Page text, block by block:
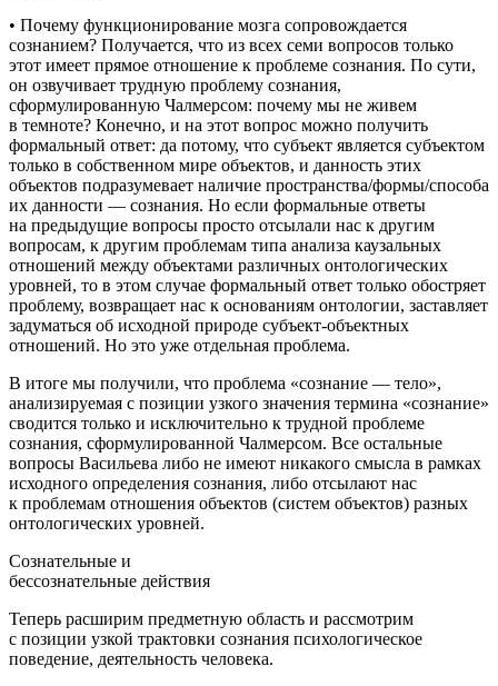
• Почему функционирование мозга сопровождается
сознанием? Получается, что из всех семи вопросов только
этот имеет прямое отношение к проблеме сознания. По сути,
он озвучивает трудную проблему сознания,
сформулированную Чалмерсом: почему мы не живем
в темноте? Конечно, и на этот вопрос можно получить
формальный ответ: да потому, что субъект является субъектом
только в собственном мире объектов, и данность этих
объектов подразумевает наличие пространства/формы/способа
их данности — сознания. Но если формальные ответы
на предыдущие вопросы просто отсылали нас к другим
вопросам, к другим проблемам типа анализа каузальных
отношений между объектами различных онтологических
уровней, то в этом случае формальный ответ только обостряет
проблему, возвращает нас к основаниям онтологии, заставляет
задуматься об исходной природе субъект-объектных
отношений. Но это уже отдельная проблема.
В итоге мы получили, что проблема «сознание — тело»,
анализируемая с позиции узкого значения термина «сознание»
сводится только и исключительно к трудной проблеме
сознания, сформулированной Чалмерсом. Все остальные
вопросы Васильева либо не имеют никакого смысла в рамках
исходного определения сознания, либо отсылают нас
к проблемам отношения объектов (систем объектов) разных
онтологических уровней.
Сознательные и
бессознательные действия
Теперь расширим предметную область и рассмотрим
с позиции узкой трактовки сознания психологическое
поведение, деятельность человека.